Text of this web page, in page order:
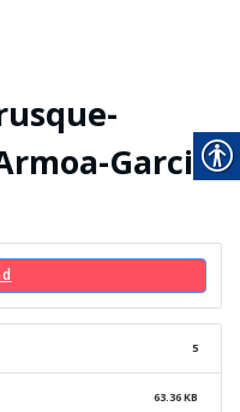
Garcia
5
63.36 KB